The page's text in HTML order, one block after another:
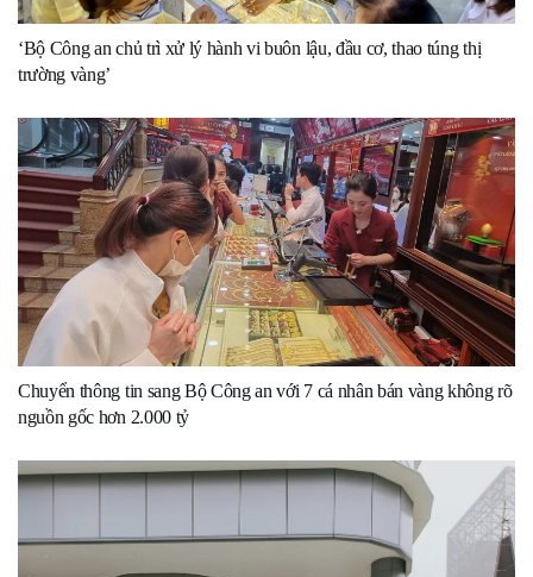
‘Bộ Công an chủ trì xử lý hành vi buôn lậu, đầu cơ, thao túng thị
trường vàng’
Chuyển thông tin sang Bộ Công an với 7 cá nhân bán vàng không rõ
nguồn gốc hơn 2.000 tỷ